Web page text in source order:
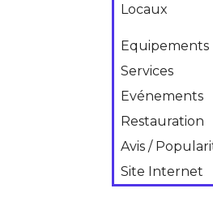
Locaux
Equipements
Services
Evénements
Restauration
Avis /
Site Internet